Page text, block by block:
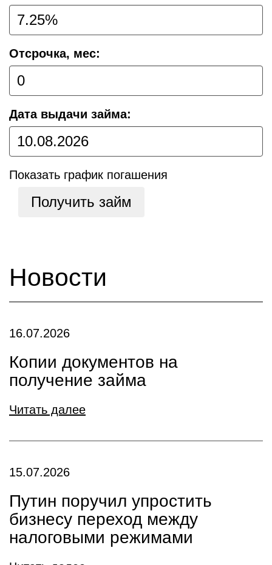
Отсрочка, мес:
Дата выдачи займа:
Показать график погашения
Получить займ
Новости
16.07.2026
Копии документов на
получение займа
Читать далее
15.07.2026
Путин поручил упростить
бизнесу переход между
налоговыми режимами